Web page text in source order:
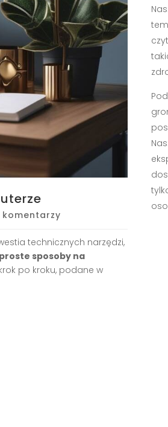
komentarzy
technicznych narzędzi,
proste sposoby na
po kroku, podane w